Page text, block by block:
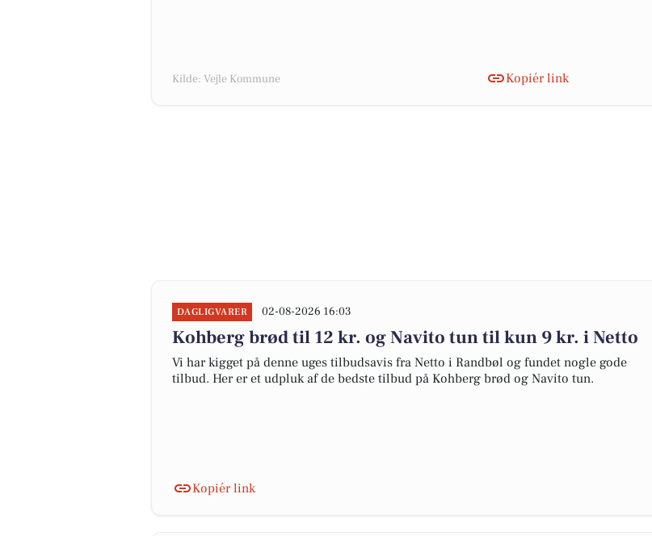
Kilde: Vejle Kommune Kopiér link
DAGLIGVARER 02-08-2026 16:03
Kohberg brød til 12 kr. og Navito tun til kun 9 kr. i Netto
Vi har kigget på denne uges tilbudsavis fra Netto i Randbøl og fundet nogle gode
tilbud. Her er et udpluk af de bedste tilbud på Kohberg brød og Navito tun.
Kopiér link